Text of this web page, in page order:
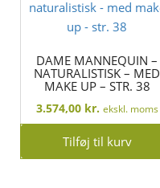
DAME MANNEQUIN –
NATURALISTISK – MED
MAKE UP – STR. 38
3.574,00 kr. ekskl. moms
Tilføj til kurv